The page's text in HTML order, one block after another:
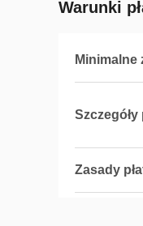
Warunki
Minimalne
Zasady